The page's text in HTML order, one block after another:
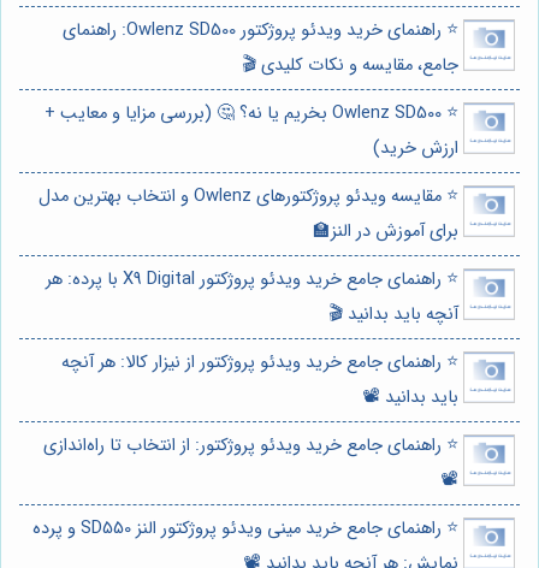
⭐️ راهنمای خرید ویدئو پروژکتور Owlenz SD500: راهنمای
جامع، مقایسه و نکات کلیدی 🎬
⭐️ Owlenz SD500 بخریم یا نه؟ 🤔 (بررسی مزایا و معایب +
ارزش خرید)
⭐️ مقایسه ویدئو پروژکتورهای Owlenz و انتخاب بهترین مدل
برای آموزش در النز🏫
⭐️ راهنمای جامع خرید ویدئو پروژکتور X9 Digital با پرده: هر
آنچه باید بدانید 🎬
⭐️ راهنمای جامع خرید ویدئو پروژکتور از نیزار کالا: هر آنچه
باید بدانید 📽️
⭐️ راهنمای جامع خرید ویدئو پروژکتور: از انتخاب تا راه‌اندازی
📽️
⭐️ راهنمای جامع خرید مینی ویدئو پروژکتور النز SD550 و پرده